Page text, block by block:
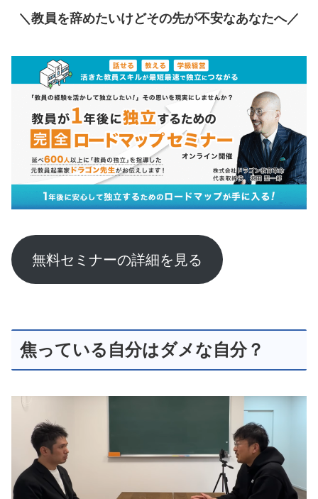
＼教員を辞めたいけどその先が不安なあなたへ／
無料セミナーの詳細を見る
焦っている自分はダメな自分？